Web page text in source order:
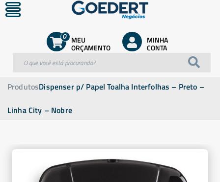
MEU
ORÇAMENTO
0 MINHA
CONTA
ProdutosDispenser p/ Papel Toalha Interfolhas – Preto –
Linha City – Nobre